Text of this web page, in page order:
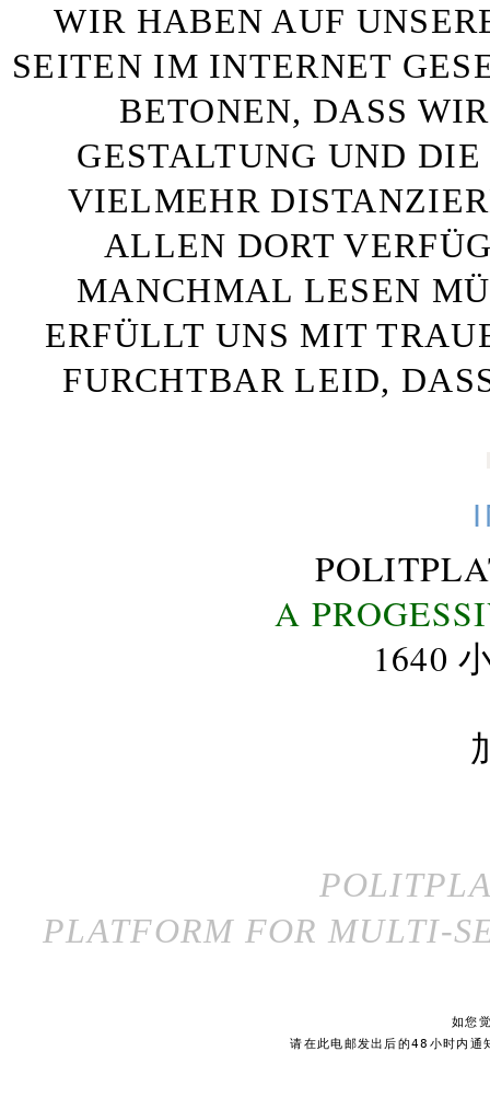
WIR HABEN AUF
SEITEN IM INTERNET
BETONEN, DASS
GESTALTUNG UND
VIELMEHR
ALLEN DORT
MANCHMAL LESEN
ERFÜLLT UNS MIT
FURCHTBAR LEID,
A
1640
PLATFORM FOR MULTI-
如您
请在此电邮发出后的48小时内通